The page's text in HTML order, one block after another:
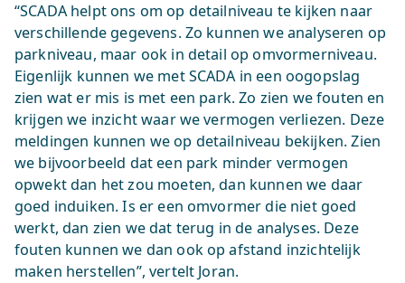
“SCADA helpt ons om op detailniveau te kijken naar
verschillende gegevens. Zo kunnen we analyseren op
parkniveau, maar ook in detail op omvormerniveau.
Eigenlijk kunnen we met SCADA in een oogopslag
zien wat er mis is met een park. Zo zien we fouten en
krijgen we inzicht waar we vermogen verliezen. Deze
meldingen kunnen we op detailniveau bekijken. Zien
we bijvoorbeeld dat een park minder vermogen
opwekt dan het zou moeten, dan kunnen we daar
goed induiken. Is er een omvormer die niet goed
werkt, dan zien we dat terug in de analyses. Deze
fouten kunnen we dan ook op afstand inzichtelijk
maken herstellen”, vertelt Joran.